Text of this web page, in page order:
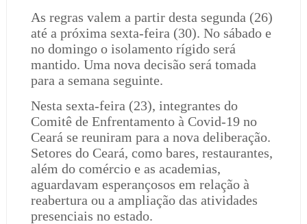
As regras valem a partir desta segunda (26)
até a próxima sexta-feira (30). No sábado e
no domingo o isolamento rígido será
mantido. Uma nova decisão será tomada
para a semana seguinte.
Nesta sexta-feira (23), integrantes do
Comitê de Enfrentamento à Covid-19 no
Ceará se reuniram para a nova deliberação.
Setores do Ceará, como bares, restaurantes,
além do comércio e as academias,
aguardavam esperançosos em relação à
reabertura ou a ampliação das atividades
presenciais no estado.